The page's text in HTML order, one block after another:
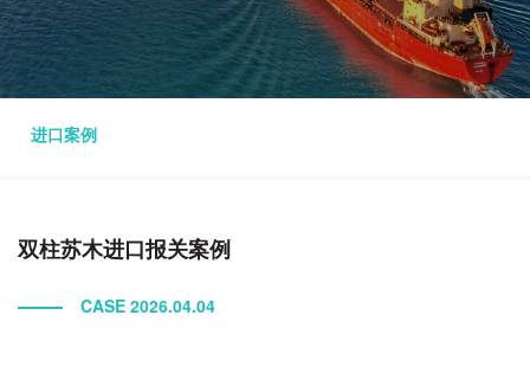
进口案例
双柱苏木进口报关案例
CASE 2026.04.04